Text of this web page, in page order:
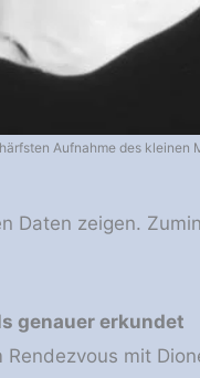
Aufnahme des kleinen
Daten zeigen.
genauer erkundet
Rendezvous mit